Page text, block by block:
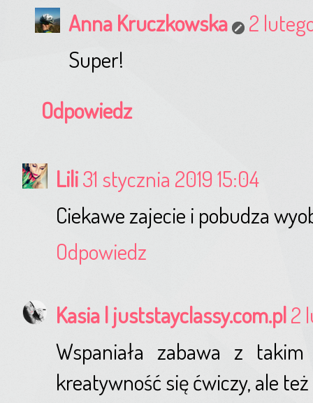
Anna Kruczkowska
2
Super!
Odpowiedz
Lili31 stycznia 2019 15:04
Ciekawe zajecie i pobudza
Odpowiedz
Kasia | juststayclassy.com.pl2
Wspaniała zabawa z
kreatywność się ćwiczy, ale